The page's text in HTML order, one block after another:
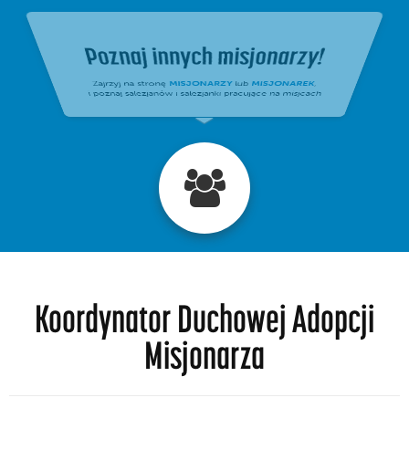
Koordynator Duchowej Adopcji
Misjonarza